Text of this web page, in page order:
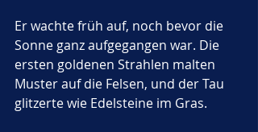
Er wachte früh auf, noch bevor die
Sonne ganz aufgegangen war. Die
ersten goldenen Strahlen malten
Muster auf die Felsen, und der Tau
glitzerte wie Edelsteine im Gras.